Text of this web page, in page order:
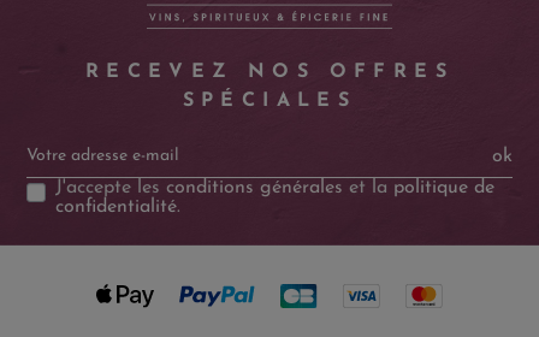
RECEVEZ NOS OFFRES
SPÉCIALES
ok
J'accepte lesconditions générales et la politique de
confidentialité.